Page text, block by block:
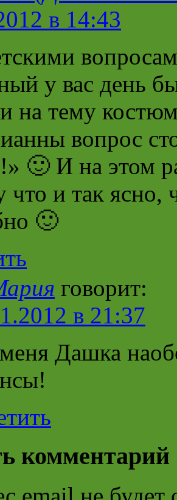
в 14:43
у вас день
на тему
вопрос
🙂 И на этом
что и так ясно,
🙂
говорит:
в 21:37
Дашка
комментарий